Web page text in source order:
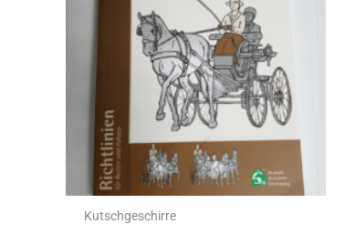
Kutschgeschirre